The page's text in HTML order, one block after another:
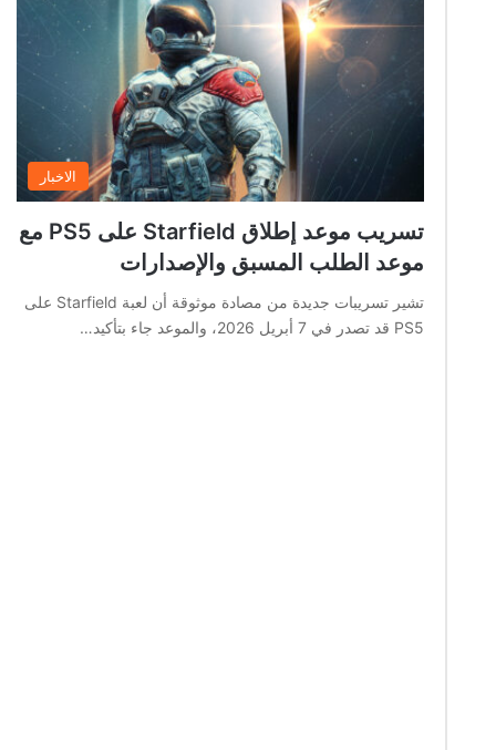
الاخبار
تسريب موعد إطلاق Starfield على PS5 مع
موعد الطلب المسبق والإصدارات
تشير تسريبات جديدة من مصادة موثوقة أن لعبة Starfield على
PS5 قد تصدر في 7 أبريل 2026، والموعد جاء بتأكيد…